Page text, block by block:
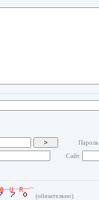
>
Пароль
Сайт
(обязательно)